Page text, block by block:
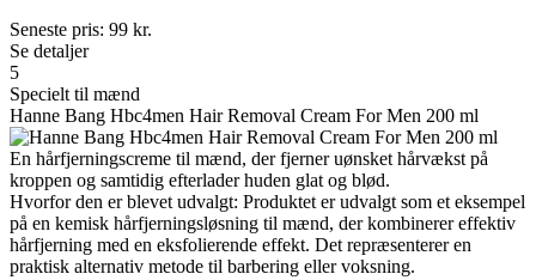
Seneste pris: 99 kr.
Se detaljer
5
Specielt til mænd
Hanne Bang Hbc4men Hair Removal Cream For Men 200 ml
En hårfjerningscreme til mænd, der fjerner uønsket hårvækst på
kroppen og samtidig efterlader huden glat og blød.
Hvorfor den er blevet udvalgt: Produktet er udvalgt som et eksempel
på en kemisk hårfjerningsløsning til mænd, der kombinerer effektiv
hårfjerning med en eksfolierende effekt. Det repræsenterer en
praktisk alternativ metode til barbering eller voksning.